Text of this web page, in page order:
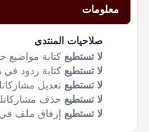
معلومات
صلاحيات المنتدى
لا تستطيع كتابة مواضيع
لا تستطيع كتابة ردود في
لا تستطيع تعديل
لا تستطيع حذف
لا تستطيع إرفاق ملف في